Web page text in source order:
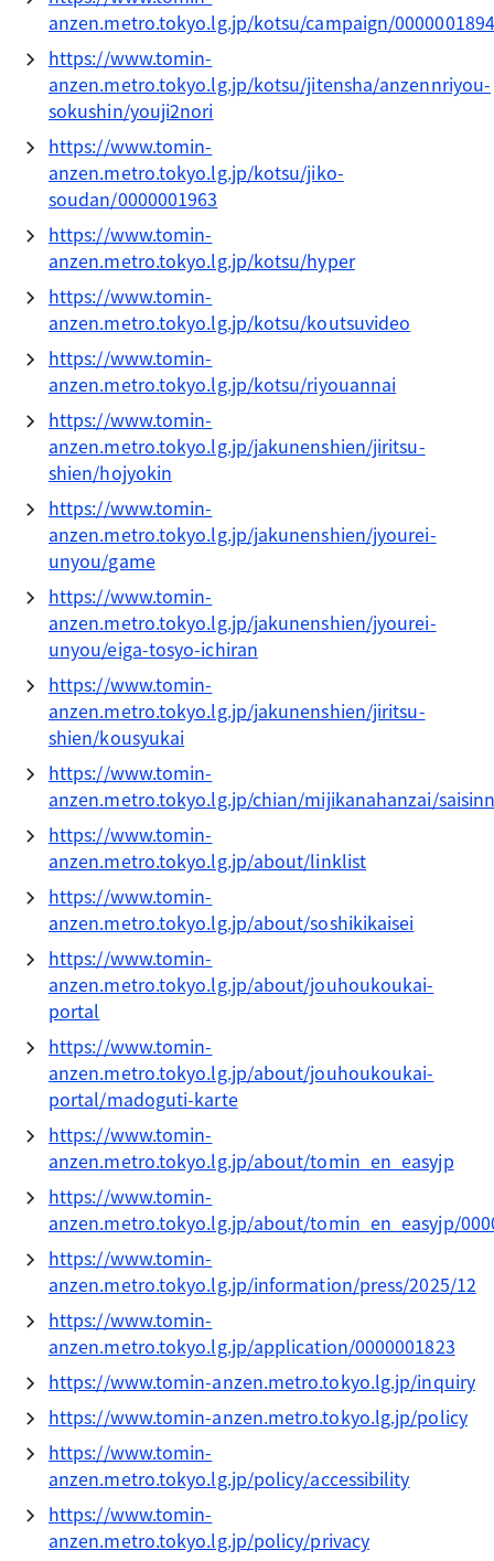
anzen.metro.tokyo.lg.jp/kotsu/campaign/0000001894
https://www.tomin-
anzen.metro.tokyo.lg.jp/kotsu/jitensha/anzennriyou-
sokushin/youji2nori
https://www.tomin-
anzen.metro.tokyo.lg.jp/kotsu/jiko-
soudan/0000001963
https://www.tomin-
anzen.metro.tokyo.lg.jp/kotsu/hyper
https://www.tomin-
anzen.metro.tokyo.lg.jp/kotsu/koutsuvideo
https://www.tomin-
anzen.metro.tokyo.lg.jp/kotsu/riyouannai
https://www.tomin-
anzen.metro.tokyo.lg.jp/jakunenshien/jiritsu-
shien/hojyokin
https://www.tomin-
anzen.metro.tokyo.lg.jp/jakunenshien/jyourei-
unyou/game
https://www.tomin-
anzen.metro.tokyo.lg.jp/jakunenshien/jyourei-
unyou/eiga-tosyo-ichiran
https://www.tomin-
anzen.metro.tokyo.lg.jp/jakunenshien/jiritsu-
shien/kousyukai
https://www.tomin-
anzen.metro.tokyo.lg.jp/chian/mijikanahanzai/
https://www.tomin-
anzen.metro.tokyo.lg.jp/about/linklist
https://www.tomin-
anzen.metro.tokyo.lg.jp/about/soshikikaisei
https://www.tomin-
anzen.metro.tokyo.lg.jp/about/jouhoukoukai-
portal
https://www.tomin-
anzen.metro.tokyo.lg.jp/about/jouhoukoukai-
portal/madoguti-karte
https://www.tomin-
anzen.metro.tokyo.lg.jp/about/tomin_en_easyjp
https://www.tomin-
anzen.metro.tokyo.lg.jp/about/tomin_en_easyjp/
https://www.tomin-
anzen.metro.tokyo.lg.jp/information/press/2025/12
https://www.tomin-
anzen.metro.tokyo.lg.jp/application/0000001823
https://www.tomin-anzen.metro.tokyo.lg.jp/inquiry
https://www.tomin-anzen.metro.tokyo.lg.jp/policy
https://www.tomin-
anzen.metro.tokyo.lg.jp/policy/accessibility
https://www.tomin-
anzen.metro.tokyo.lg.jp/policy/privacy